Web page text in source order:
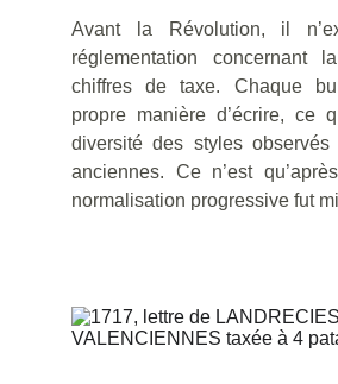
Avant la Révolution, il
réglementation concernant
chiffres de taxe. Chaque
propre manière d’écrire, ce
diversité des styles
anciennes. Ce n’est
normalisation progressive fut